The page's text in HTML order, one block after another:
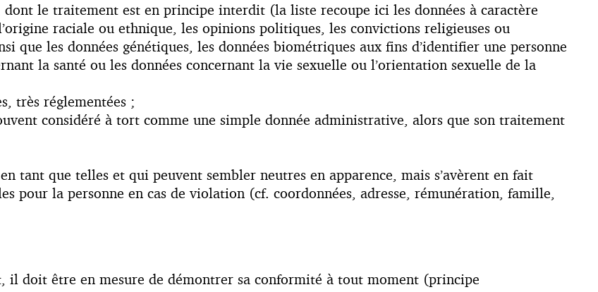
dont le traitement est en principe interdit (la liste recoupe ici les données à caractère
raciale ou ethnique, les opinions politiques, les convictions religieuses ou
que les données génétiques, les données biométriques aux fins d’identifier une personne
la santé ou les données concernant la vie sexuelle ou l’orientation sexuelle de la
très réglementées ;
considéré à tort comme une simple donnée administrative, alors que son traitement
tant que telles et qui peuvent sembler neutres en apparence, mais s’avèrent en fait
pour la personne en cas de violation (cf. coordonnées, adresse, rémunération, famille,
il doit être en mesure de démontrer sa conformité à tout moment (principe